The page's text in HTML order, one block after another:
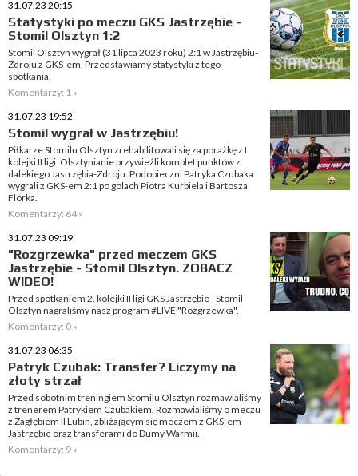
31.07.23 20:15
Statystyki po meczu GKS Jastrzębie -
Stomil Olsztyn 1:2
Stomil Olsztyn wygrał (31 lipca 2023 roku) 2:1 w Jastrzębiu-
Zdroju z GKS-em. Przedstawiamy statystyki z tego
spotkania.
Komentarzy: 1 »
31.07.23 19:52
Stomil wygrał w Jastrzębiu!
Piłkarze Stomilu Olsztyn zrehabilitowali się za porażkę z I
kolejki II ligi. Olsztynianie przywieźli komplet punktów z
dalekiego Jastrzębia-Zdroju. Podopieczni Patryka Czubaka
wygrali z GKS-em 2:1 po golach Piotra Kurbiela i Bartosza
Florka.
Komentarzy: 64 »
31.07.23 09:19
"Rozgrzewka" przed meczem GKS
Jastrzębie - Stomil Olsztyn. ZOBACZ
WIDEO!
Przed spotkaniem 2. kolejki II ligi GKS Jastrzębie - Stomil
Olsztyn nagraliśmy nasz program #LIVE "Rozgrzewka".
Komentarzy: 0 »
31.07.23 06:35
Patryk Czubak: Transfer? Liczymy na
złoty strzał
Przed sobotnim treningiem Stomilu Olsztyn rozmawialiśmy
z trenerem Patrykiem Czubakiem. Rozmawialiśmy o meczu
z Zagłębiem II Lubin, zbliżającym się meczem z GKS-em
Jastrzębie oraz transferami do Dumy Warmii.
Komentarzy: 9 »